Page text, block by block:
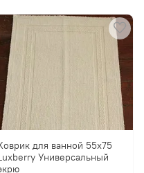
для ванной 55х75
Универсальный